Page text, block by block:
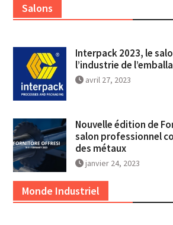
Salons
Interpack 2023, le
l’industrie de
avril 27, 2023
Nouvelle édition de
salon professionnel
des métaux
janvier 24, 2023
Monde Industriel